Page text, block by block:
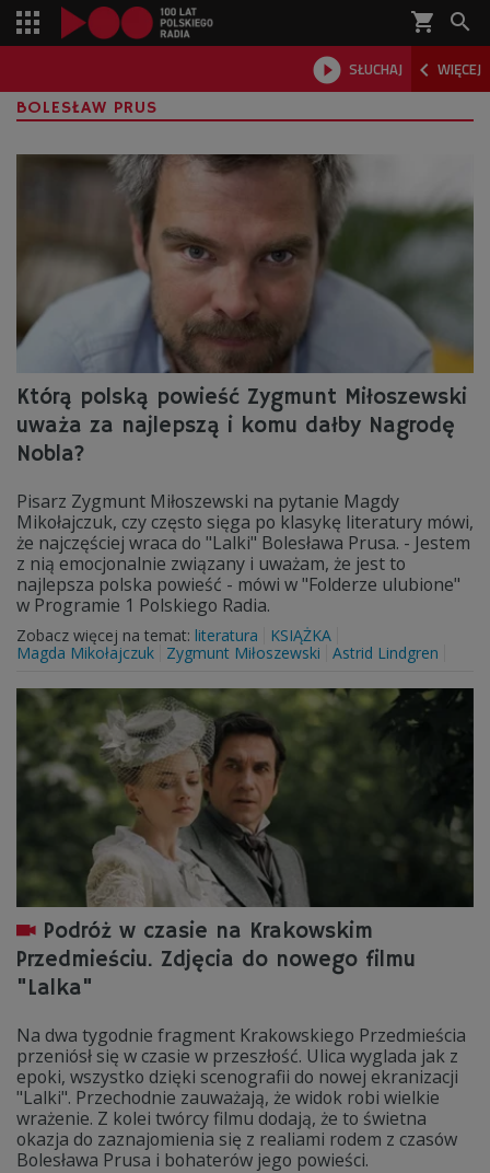
shopping_cart 
 SŁUCHAJ  WIĘCEJ

BOLESŁAW PRUS
Którą polską powieść Zygmunt Miłoszewski
uważa za najlepszą i komu dałby Nagrodę
Nobla?
Pisarz Zygmunt Miłoszewski na pytanie Magdy
Mikołajczuk, czy często sięga po klasykę literatury mówi,
że najczęściej wraca do "Lalki" Bolesława Prusa. - Jestem
z nią emocjonalnie związany i uważam, że jest to
najlepsza polska powieść - mówi w "Folderze ulubione"
w Programie 1 Polskiego Radia.
Zobacz więcej na temat: literatura
KSIĄŻKA
Magda Mikołajczuk
Zygmunt Miłoszewski Astrid Lindgren
Podróż w czasie na Krakowskim
Przedmieściu. Zdjęcia do nowego filmu
"Lalka"
Na dwa tygodnie fragment Krakowskiego Przedmieścia
przeniósł się w czasie w przeszłość. Ulica wyglada jak z
epoki, wszystko dzięki scenografii do nowej ekranizacji
"Lalki". Przechodnie zauważają, że widok robi wielkie
wrażenie. Z kolei twórcy filmu dodają, że to świetna
okazja do zaznajomienia się z realiami rodem z czasów
Bolesława Prusa i bohaterów jego powieści.